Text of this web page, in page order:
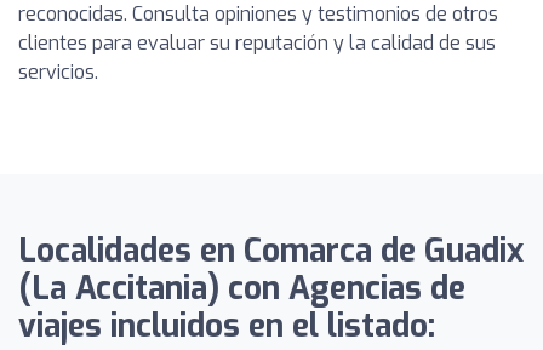
reconocidas. Consulta opiniones y testimonios de otros
clientes para evaluar su reputación y la calidad de sus
servicios.
Localidades en Comarca de Guadix
(La Accitania) con Agencias de
viajes incluidos en el listado: